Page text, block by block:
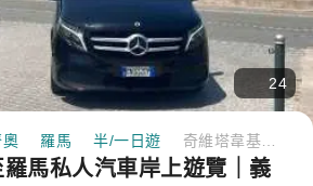
24
奧 羅馬 半/一日遊
馬私人汽車岸上遊覽｜義